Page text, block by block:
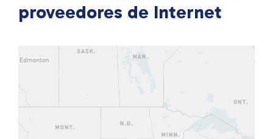
proveedores de Internet